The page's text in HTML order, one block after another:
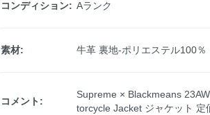
コンディション: Aランク
素材: 牛革 裏地-ポリエステル100％
コメント:
Supreme × Blackmeans
torcycle Jacket ジャケット 定